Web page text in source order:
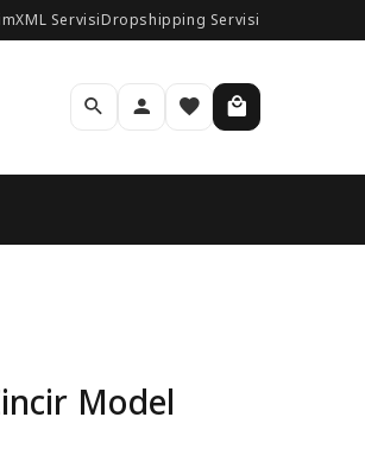
XML ServisiDropshipping Servisi
Model